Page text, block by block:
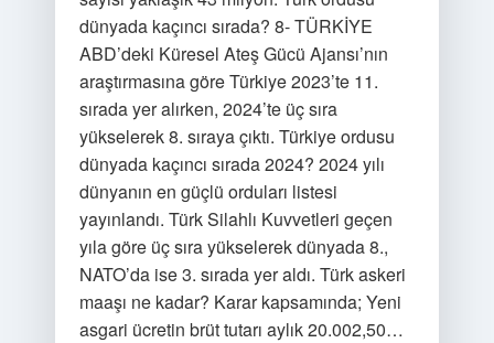
dünyada kaçıncı sırada? 8- TÜRKİYE
ABD’deki Küresel Ateş Gücü Ajansı’nın
araştırmasına göre Türkiye 2023’te 11.
sırada yer alırken, 2024’te üç sıra
yükselerek 8. sıraya çıktı. Türkiye ordusu
dünyada kaçıncı sırada 2024? 2024 yılı
dünyanın en güçlü orduları listesi
yayınlandı. Türk Silahlı Kuvvetleri geçen
yıla göre üç sıra yükselerek dünyada 8.,
NATO’da ise 3. sırada yer aldı. Türk askeri
maaşı ne kadar? Karar kapsamında; Yeni
asgari ücretin brüt tutarı aylık 20.002,50…